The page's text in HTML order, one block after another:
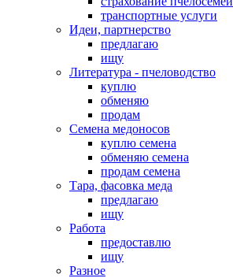
транспортные услуги
Идеи, партнерство
предлагаю
ищу
Литература - пчеловодство
куплю
обменяю
продам
Семена медоносов
куплю семена
обменяю семена
продам семена
Тара, фасовка меда
предлагаю
ищу
Работа
предоставлю
ищу
Разное